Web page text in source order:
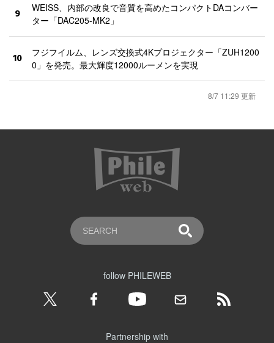
9
WEISS、内部の改良で音質を高めたコンパクトDAコンバー
ター「DAC205-MK2」
10
フジフイルム、レンズ交換式4Kプロジェクター「ZUH1200
0」を発売。最大輝度12000ルーメンを実現
8/7 11:29 更新
follow PHILEWEB
Partnership with